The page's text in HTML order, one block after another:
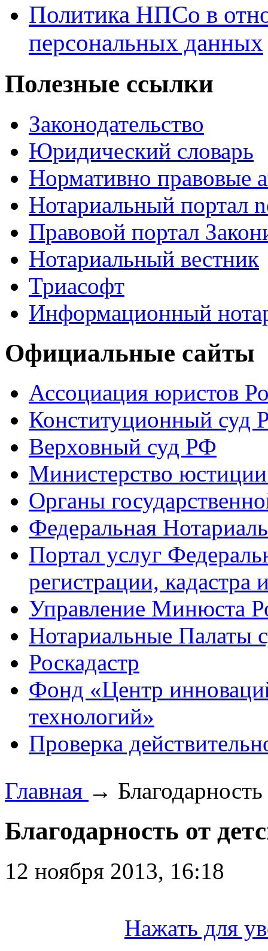
Политика НПСо в
персональных данных
Полезные ссылки
Законодательство
Юридический словарь
Нормативно правовые
Нотариальный портал
Правовой портал
Нотариальный вестник
Триасофт
Информационный
Официальные сайты
Ассоциация юристов
Конституционный суд
Верховный суд РФ
Министерство
Органы
Федеральная
Портал услуг
регистрации, кадастра
Управление Минюста
Нотариальные Палаты
Роскадастр
Фонд «Центр
технологий»
Проверка
Главная →
Благодарность от
12 ноября 2013, 16:18
Нажать для